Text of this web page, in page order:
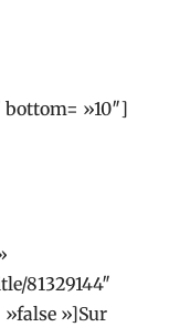
»10″]
81329144″
»]Sur